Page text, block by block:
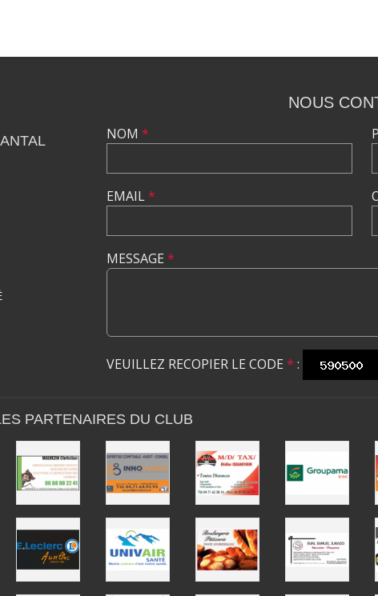
NOUS
NOM *
EMAIL*
MESSAGE *
VEUILLEZ RECOPIER LE CODE * :
PARTENAIRES DU CLUB